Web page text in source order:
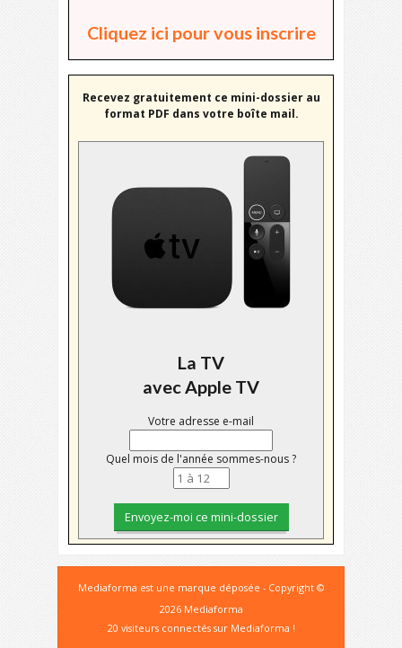
Cliquez ici pour vous inscrire
Recevez gratuitement ce mini-dossier au
format PDF dans votre boîte mail.
La TV
avec Apple TV
Votre adresse e-mail
Quel mois de l'année sommes-nous ?
Mediaforma est une marque déposée - Copyright ©
2026 Mediaforma
20 visiteurs connectés sur Mediaforma !